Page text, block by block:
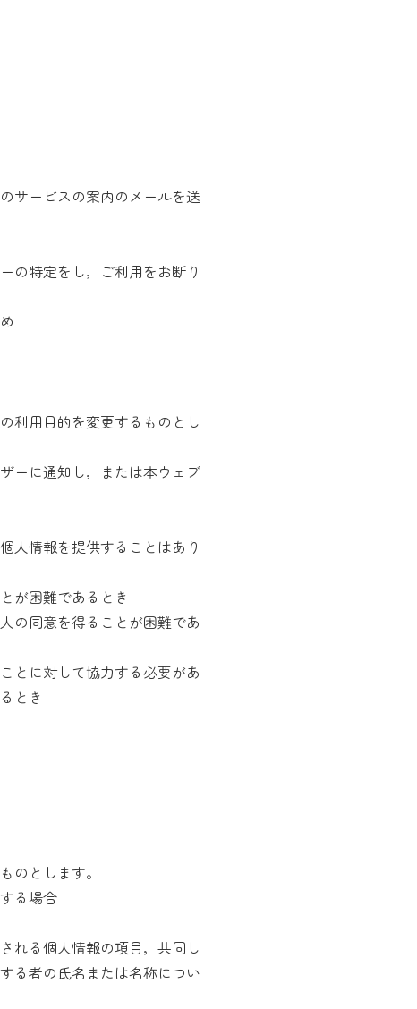
サービスの案内のメールを送
の特定をし，ご利用をお断り
利用目的を変更するものとし
ーに通知し，または本ウェブ
人情報を提供することはあり
が困難であるとき
の同意を得ることが困難であ
とに対して協力する必要があ
とき
のとします。
る場合
れる個人情報の項目，共同し
る者の氏名または名称につい